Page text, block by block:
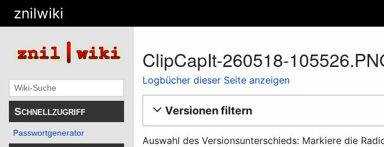
znilwiki
Schnellzugriff
Passwortgenerator
ClipCapIt-260518-
Logbücher dieser Seite anzeigen
Versionen filtern
Auswahl des Versionsunterschieds: Markiere die